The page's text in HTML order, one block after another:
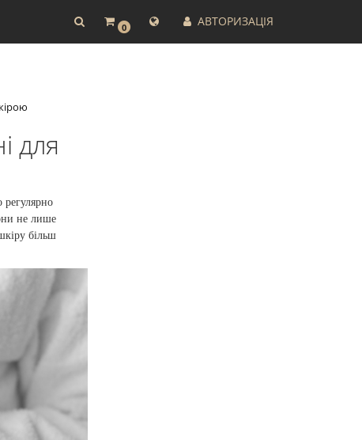
0 АВТОРИЗАЦІЯ
для
регулярно
не лише
більш